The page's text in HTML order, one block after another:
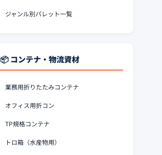
ジャンル別パレット一覧
📦 コンテナ・物流資材
業務用折りたたみコンテナ
オフィス用折コン
TP規格コンテナ
トロ箱（水産物用）